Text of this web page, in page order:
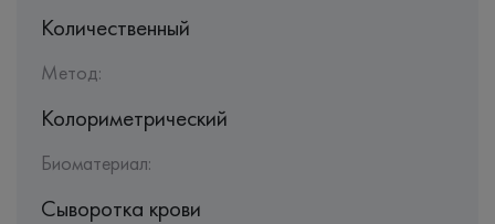
Количественный
Метод:
Колориметрический
Биоматериал:
Сыворотка крови